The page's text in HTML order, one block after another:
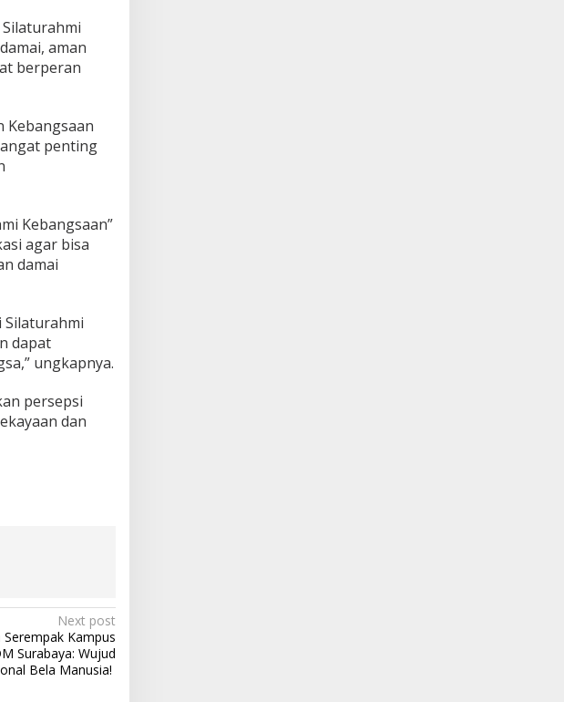
aman
berperan
Kebangsaan
penting
Kebangsaan”
agar bisa
damai
Silaturahmi
dapat
ungkapnya.
persepsi
dan
Next post
Kampus
Surabaya: Wujud
Bela Manusia!